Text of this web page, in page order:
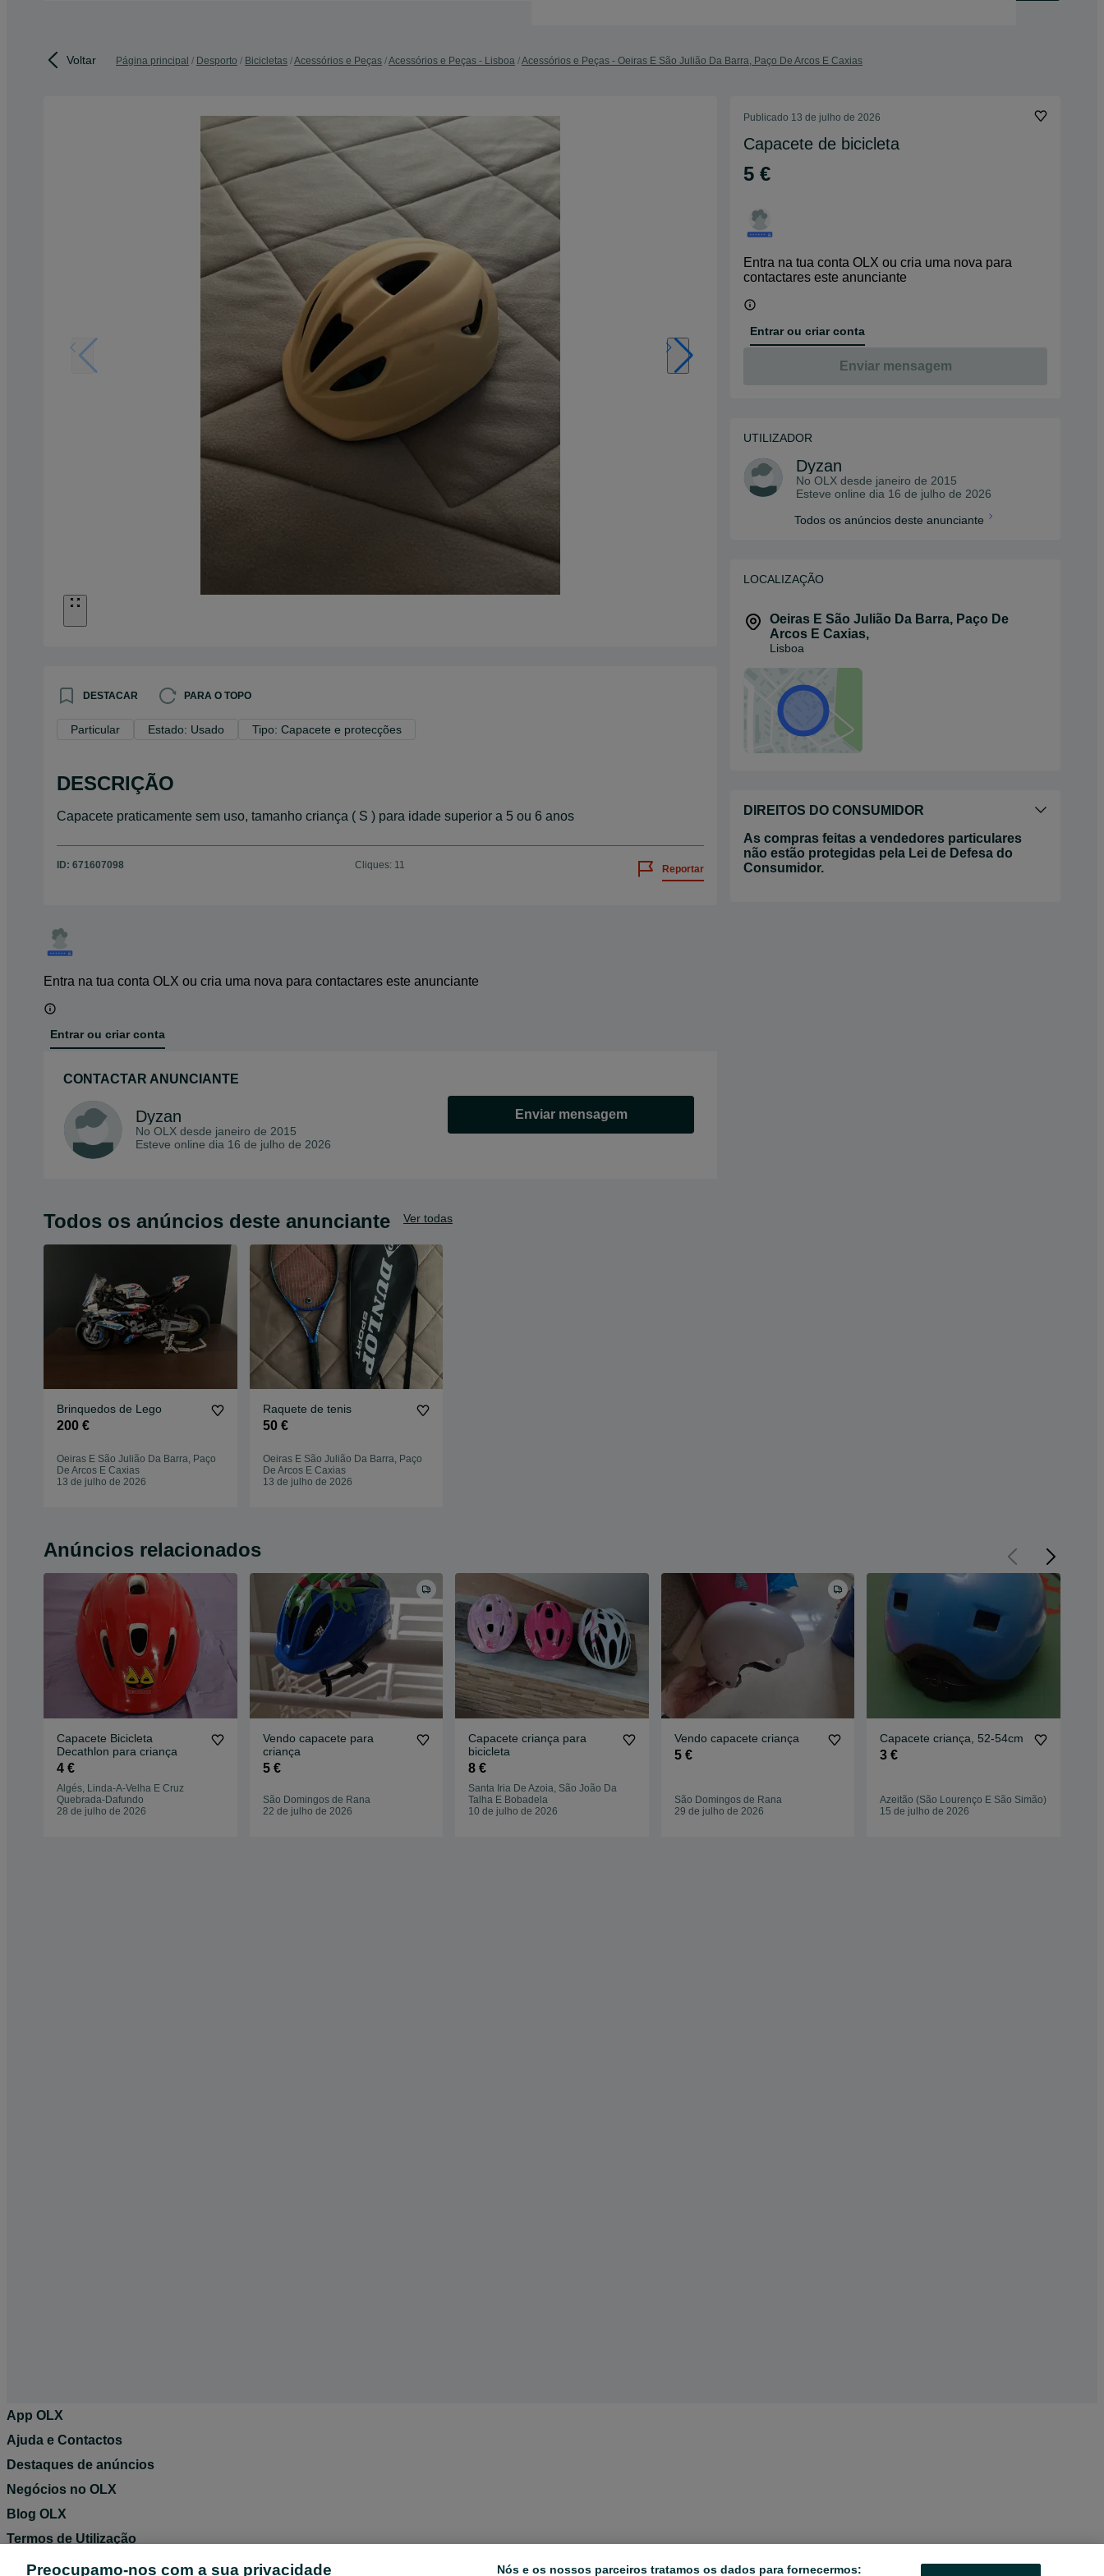
Voltar Página principal Desporto Bicicletas Acessórios e Peças Acessórios e Peças - Lisboa Acessórios e Peças - Oeiras E São Julião Da Barra, Paço De Arcos E Caxias
DESTACAR PARA O TOPO
Particular Estado: Usado Tipo: Capacete e protecções
DESCRIÇÃO
Capacete praticamente sem uso, tamanho criança ( S ) para idade superior a 5 ou 6 anos
ID: 671607098 Cliques: 11 Reportar
Entra na tua conta OLX ou cria uma nova para contactares este anunciante
Entrar ou criar conta
CONTACTAR ANUNCIANTE
Dyzan
No OLX desde janeiro de 2015
Esteve online dia 16 de julho de 2026
Enviar mensagem
Publicado 13 de julho de 2026
Capacete de bicicleta
5 €
Entra na tua conta OLX ou cria uma nova para
contactares este anunciante
Entrar ou criar conta
Enviar mensagem
UTILIZADOR
Dyzan
No OLX desde janeiro de 2015
Esteve online dia 16 de julho de 2026
Todos os anúncios deste anunciante
LOCALIZAÇÃO
Oeiras E São Julião Da Barra, Paço De
Arcos E Caxias,
Lisboa
DIREITOS DO CONSUMIDOR
As compras feitas a vendedores particulares
não estão protegidas pela Lei de Defesa do
Consumidor.
Todos os anúncios deste anunciante Ver todas
Brinquedos de Lego
200 €
Oeiras E São Julião Da Barra, Paço
De Arcos E Caxias
13 de julho de 2026
Raquete de tenis
50 €
Oeiras E São Julião Da Barra, Paço
De Arcos E Caxias
13 de julho de 2026
Anúncios relacionados
Capacete Bicicleta
Decathlon para criança
4 €
Algés, Linda-A-Velha E Cruz
Quebrada-Dafundo
28 de julho de 2026
Vendo capacete para
criança
5 €
São Domingos de Rana
22 de julho de 2026
Capacete criança para
bicicleta
8 €
Santa Iria De Azoia, São João Da
Talha E Bobadela
10 de julho de 2026
Vendo capacete criança
5 €
São Domingos de Rana
29 de julho de 2026
Capacete criança, 52-54cm
3 €
Azeitão (São Lourenço E São Simão)
15 de julho de 2026
App OLX
Ajuda e Contactos
Destaques de anúncios
Negócios no OLX
Blog OLX
Termos de Utilização
Política de Privacidade
Preocupamo-nos com a sua privacidade Nós e os nossos parceiros tratamos os dados para fornecermos: